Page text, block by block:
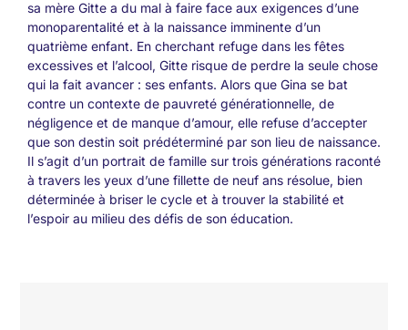
sa mère Gitte a du mal à faire face aux exigences d’une
monoparentalité et à la naissance imminente d’un
quatrième enfant. En cherchant refuge dans les fêtes
excessives et l’alcool, Gitte risque de perdre la seule chose
qui la fait avancer : ses enfants. Alors que Gina se bat
contre un contexte de pauvreté générationnelle, de
négligence et de manque d’amour, elle refuse d’accepter
que son destin soit prédéterminé par son lieu de naissance.
Il s’agit d’un portrait de famille sur trois générations raconté
à travers les yeux d’une fillette de neuf ans résolue, bien
déterminée à briser le cycle et à trouver la stabilité et
l’espoir au milieu des défis de son éducation.